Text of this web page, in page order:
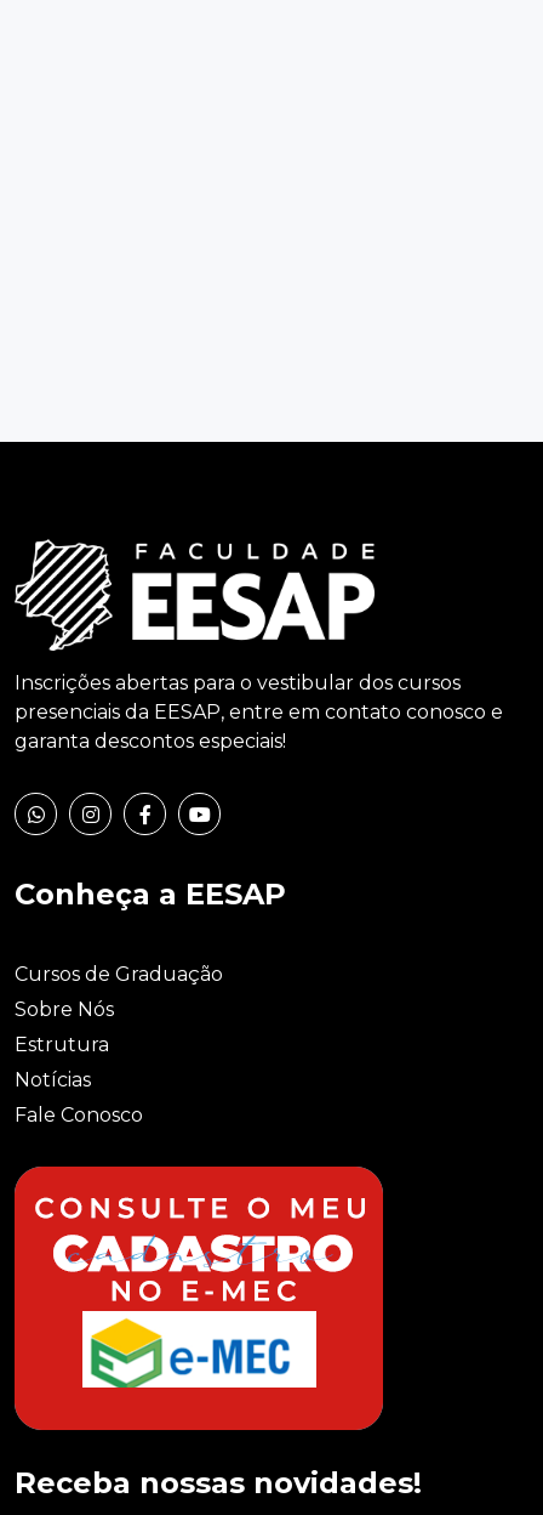
Inscrições abertas para o vestibular dos cursos
presenciais da EESAP, entre em contato conosco e
garanta descontos especiais!
Conheça a EESAP
Cursos de Graduação
Sobre Nós
Estrutura
Notícias
Fale Conosco
Receba nossas novidades!